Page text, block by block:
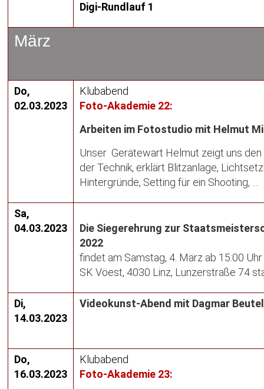
Digi-Rundlauf 1
März
Do,
02.03.2023
Klubabend
Foto-Akademie 22:
Arbeiten im Fotostudio mit Helmut
Unser Gerätewart Helmut zeigt uns
der Technik, erklärt Blitzanlage,
Hintergründe, Setting für ein Shooting, …
Sa,
04.03.2023
Die Siegerehrung zur
2022
findet am Samstag, 4. März ab 15:00
SK Vöest, 4030 Linz, Lunzerstraße 74
Di,
14.03.2023
Videokunst-Abend mit Dagmar
Do,
16.03.2023
Klubabend
Foto-Akademie 23: